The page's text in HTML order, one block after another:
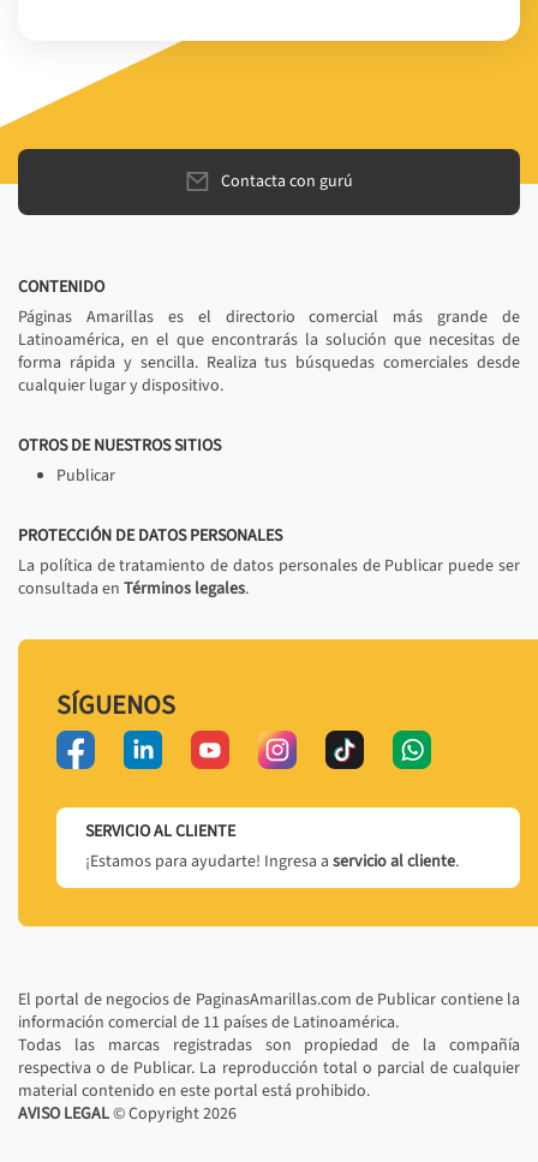
Contacta con gurú
CONTENIDO
Páginas Amarillas es el directorio comercial más grande de
Latinoamérica, en el que encontrarás la solución que necesitas de
forma rápida y sencilla. Realiza tus búsquedas comerciales desde
cualquier lugar y dispositivo.
OTROS DE NUESTROS SITIOS
Publicar
PROTECCIÓN DE DATOS PERSONALES
La política de tratamiento de datos personales de Publicar puede ser
consultada en Términos legales.
SÍGUENOS
SERVICIO AL CLIENTE
¡Estamos para ayudarte! Ingresa a servicio al cliente.
El portal de negocios de PaginasAmarillas.com de Publicar contiene la
información comercial de 11 países de Latinoamérica.
Todas las marcas registradas son propiedad de la compañía
respectiva o de Publicar. La reproducción total o parcial de cualquier
material contenido en este portal está prohibido.
AVISO LEGAL© Copyright2026